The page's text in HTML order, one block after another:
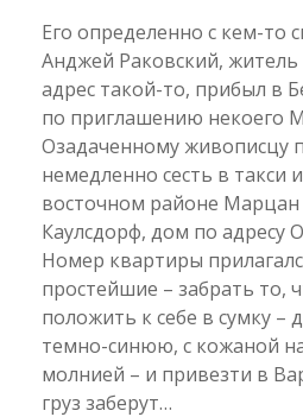
Его определенно с кем-то
Анджей Раковский,
адрес такой-то, прибыл в
по приглашению некоего
Озадаченному живописцу
немедленно сесть в такси
восточном районе
Каулсдорф, дом по адресу
Номер квартиры
простейшие – забрать то,
положить к себе в сумку –
темно-синюю, с кожаной
молнией – и привезти в
груз заберут…